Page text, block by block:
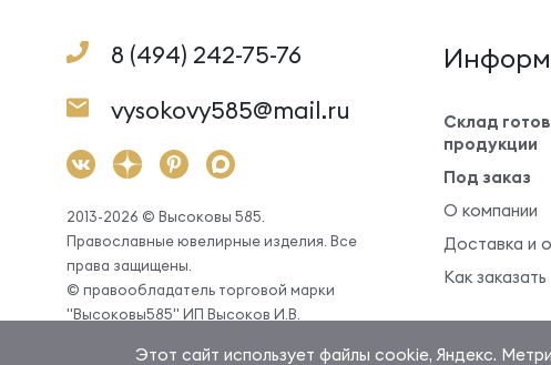
8 (494) 242-75-76
vysokovy585@mail.ru
2013-2026 © Высоковы 585.
Православные ювелирные изделия. Все
права защищены.
© правообладатель торговой марки
"Высоковы585" ИП Высоков И.В.
Склад
продукции
Под заказ
О компании
Доставка и
Как заказать
Этот сайт использует файлы cookie, Яндекс.